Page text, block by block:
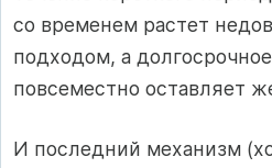
со временем растет
подходом, а
повсеместно оставляет
И последний механизм